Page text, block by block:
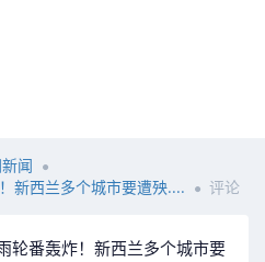
闻
新西兰多个城市要遭殃....
评论
轮番轰炸！新西兰多个城市要